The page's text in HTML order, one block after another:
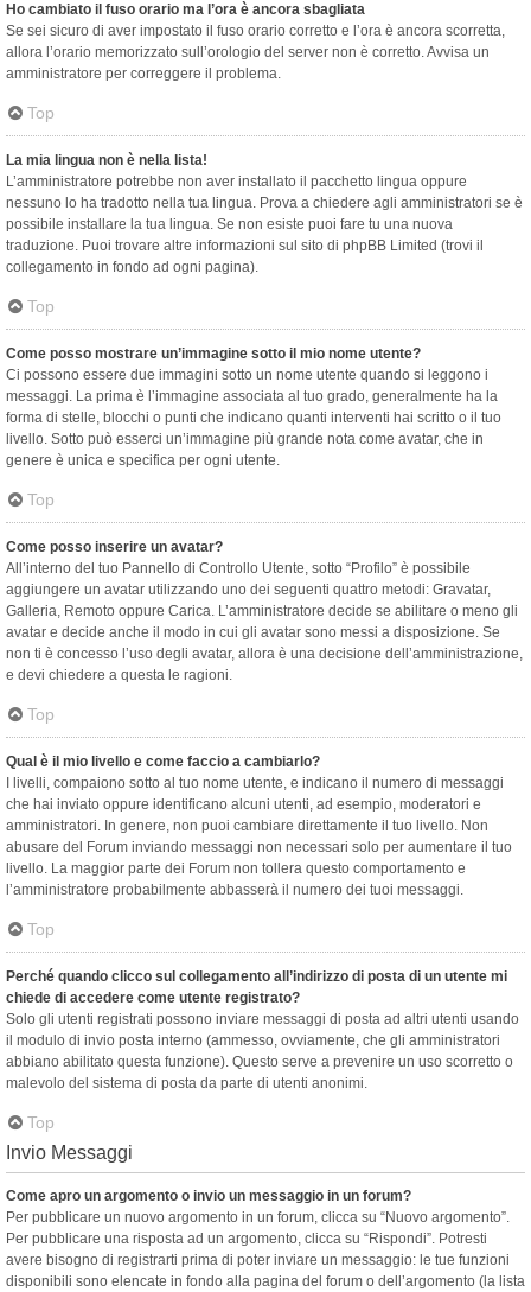
Ho cambiato il fuso orario ma l’ora è ancora sbagliata
Se sei sicuro di aver impostato il fuso orario corretto e l’ora è ancora scorretta,
allora l’orario memorizzato sull’orologio del server non è corretto. Avvisa un
amministratore per correggere il problema.
Top
La mia lingua non è nella lista!
L’amministratore potrebbe non aver installato il pacchetto lingua oppure
nessuno lo ha tradotto nella tua lingua. Prova a chiedere agli amministratori se è
possibile installare la tua lingua. Se non esiste puoi fare tu una nuova
traduzione. Puoi trovare altre informazioni sul sito di phpBB Limited (trovi il
collegamento in fondo ad ogni pagina).
Top
Come posso mostrare un’immagine sotto il mio nome utente?
Ci possono essere due immagini sotto un nome utente quando si leggono i
messaggi. La prima è l’immagine associata al tuo grado, generalmente ha la
forma di stelle, blocchi o punti che indicano quanti interventi hai scritto o il tuo
livello. Sotto può esserci un’immagine più grande nota come avatar, che in
genere è unica e specifica per ogni utente.
Top
Come posso inserire un avatar?
All’interno del tuo Pannello di Controllo Utente, sotto “Profilo” è possibile
aggiungere un avatar utilizzando uno dei seguenti quattro metodi: Gravatar,
Galleria, Remoto oppure Carica. L’amministratore decide se abilitare o meno gli
avatar e decide anche il modo in cui gli avatar sono messi a disposizione. Se
non ti è concesso l’uso degli avatar, allora è una decisione dell’amministrazione,
e devi chiedere a questa le ragioni.
Top
Qual è il mio livello e come faccio a cambiarlo?
I livelli, compaiono sotto al tuo nome utente, e indicano il numero di messaggi
che hai inviato oppure identificano alcuni utenti, ad esempio, moderatori e
amministratori. In genere, non puoi cambiare direttamente il tuo livello. Non
abusare del Forum inviando messaggi non necessari solo per aumentare il tuo
livello. La maggior parte dei Forum non tollera questo comportamento e
l’amministratore probabilmente abbasserà il numero dei tuoi messaggi.
Top
Perché quando clicco sul collegamento all’indirizzo di posta di un utente mi
chiede di accedere come utente registrato?
Solo gli utenti registrati possono inviare messaggi di posta ad altri utenti usando
il modulo di invio posta interno (ammesso, ovviamente, che gli amministratori
abbiano abilitato questa funzione). Questo serve a prevenire un uso scorretto o
malevolo del sistema di posta da parte di utenti anonimi.
Top
Invio Messaggi
Come apro un argomento o invio un messaggio in un forum?
Per pubblicare un nuovo argomento in un forum, clicca su “Nuovo argomento”.
Per pubblicare una risposta ad un argomento, clicca su “Rispondi”. Potresti
avere bisogno di registrarti prima di poter inviare un messaggio: le tue funzioni
disponibili sono elencate in fondo alla pagina del forum o dell’argomento (la lista